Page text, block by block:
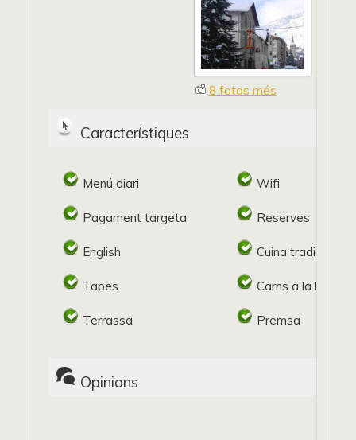
8 fotos més
Característiques
Menú diari Wifi
Pagament targeta Reserves
English Cuina tradicional
Tapes Carns a la brasa
Terrassa Premsa
Opinions